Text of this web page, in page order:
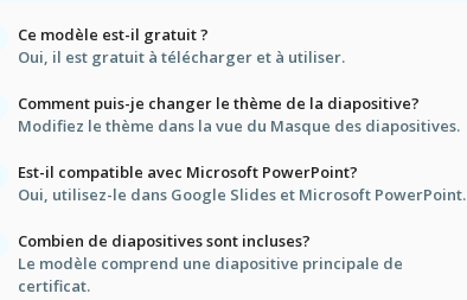
Ce modèle est-il gratuit ?
Oui, il est gratuit à télécharger et à utiliser.
Comment puis-je changer le thème de la diapositive?
Modifiez le thème dans la vue du Masque des diapositives.
Est-il compatible avec Microsoft PowerPoint?
Oui, utilisez-le dans Google Slides et Microsoft PowerPoint.
Combien de diapositives sont incluses?
Le modèle comprend une diapositive principale de
certificat.